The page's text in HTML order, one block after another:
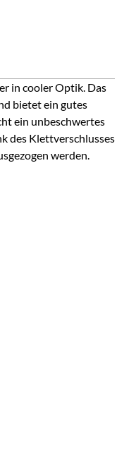
in cooler Optik. Das
bietet ein gutes
ein unbeschwertes
des Klettverschlusses
werden.